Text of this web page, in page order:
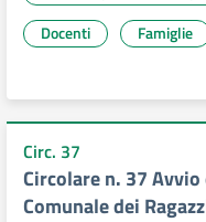
Docenti
Famiglie
Circ. 37
Circolare n. 37
Comunale dei